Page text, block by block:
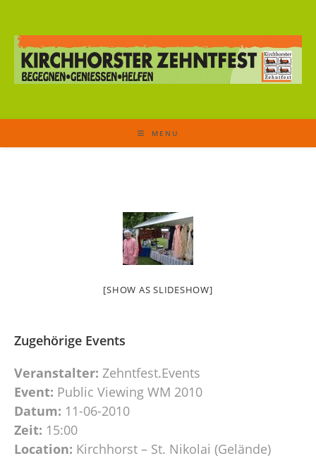
MENU
[SHOW AS SLIDESHOW]
Zugehörige Events
Veranstalter: Zehntfest.Events
Event: Public Viewing WM 2010
Datum: 11-06-2010
Zeit: 15:00
Location: Kirchhorst – St. Nikolai (Gelände)